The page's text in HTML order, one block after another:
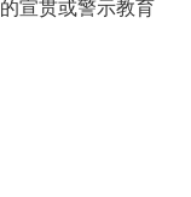
宣贯或警示教育